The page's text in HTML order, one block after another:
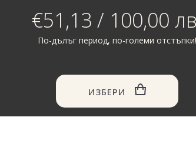
€51,13 / 100,00
По-дълъг период, по-големи отстъпки!
ИЗБЕРИ